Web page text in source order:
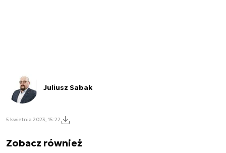
Juliusz Sabak
5 kwietnia 2023, 15:22
Zobacz również